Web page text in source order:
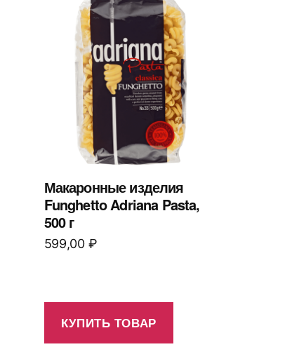
Макаронные изделия
Funghetto Adriana Pasta,
500 г
599,00 ₽
КУПИТЬ ТОВАР